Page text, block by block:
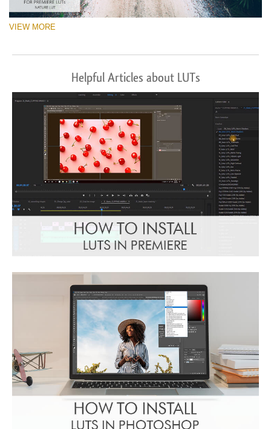
VIEW MORE
Helpful Articles about LUTs